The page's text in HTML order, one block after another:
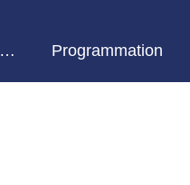
Programmation